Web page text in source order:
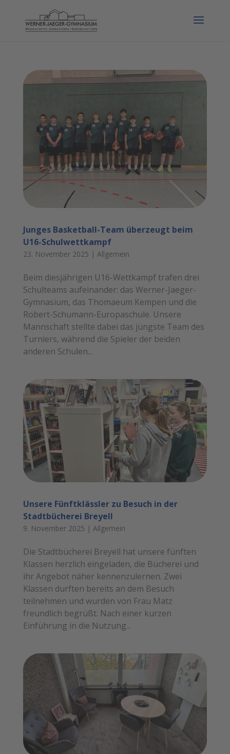
Junges Basketball-Team überzeugt beim
U16-Schulwettkampf
23. November 2025 | Allgemein
Beim diesjährigen U16-Wettkampf trafen drei
Schulteams aufeinander: das Werner-Jaeger-
Gymnasium, das Thomaeum Kempen und die
Robert-Schumann-Europaschule. Unsere
Mannschaft stellte dabei das jüngste Team des
Turniers, während die Spieler der beiden
anderen Schulen...
Unsere Fünftklässler zu Besuch in der
Stadtbücherei Breyell
9. November 2025 | Allgemein
Die Stadtbücherei Breyell hat unsere fünften
Klassen herzlich eingeladen, die Bücherei und
ihr Angebot näher kennenzulernen. Zwei
Klassen durften bereits an dem Besuch
teilnehmen und wurden von Frau Matz
freundlich begrüßt. Nach einer kurzen
Einführung in die Nutzung...